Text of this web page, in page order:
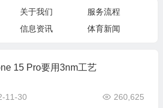
关于我们
服务流程
信息资讯 体育新闻
15 Pro要用3nm工艺
11-30 260,625